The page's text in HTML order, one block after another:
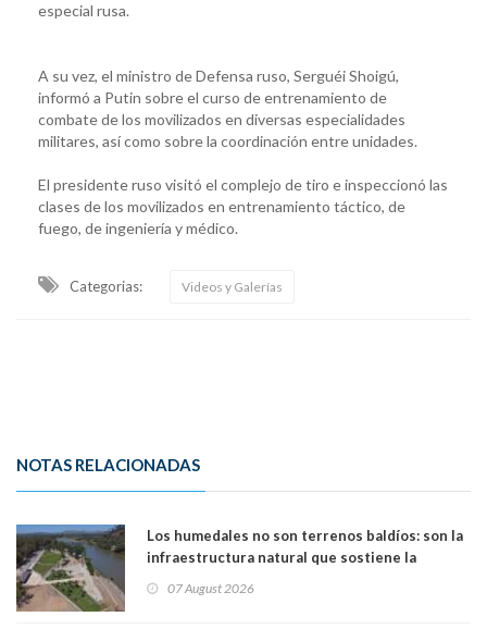
especial rusa.
A su vez, el ministro de Defensa ruso, Serguéi Shoigú,
informó a Putin sobre el curso de entrenamiento de
combate de los movilizados en diversas especialidades
militares, así como sobre la coordinación entre unidades.
El presidente ruso visitó el complejo de tiro e inspeccionó las
clases de los movilizados en entrenamiento táctico, de
fuego, de ingeniería y médico.
Categorias: Videos y Galerías
NOTAS RELACIONADAS
Los humedales no son terrenos baldíos: son la
infraestructura natural que sostiene la
07 August 2026